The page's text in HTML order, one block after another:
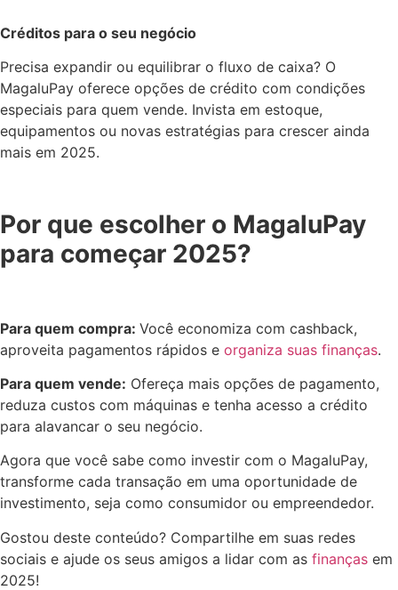
Créditos para o seu negócio
Precisa expandir ou equilibrar o fluxo de caixa? O
MagaluPay oferece opções de crédito com condições
especiais para quem vende. Invista em estoque,
equipamentos ou novas estratégias para crescer ainda
mais em 2025.
Por que escolher o MagaluPay
para começar 2025?
Para quem compra: Você economiza com cashback,
aproveita pagamentos rápidos e organiza suas finanças.
Para quem vende: Ofereça mais opções de pagamento,
reduza custos com máquinas e tenha acesso a crédito
para alavancar o seu negócio.
Agora que você sabe como investir com o MagaluPay,
transforme cada transação em uma oportunidade de
investimento, seja como consumidor ou empreendedor.
Gostou deste conteúdo? Compartilhe em suas redes
sociais e ajude os seus amigos a lidar com as finanças em
2025!